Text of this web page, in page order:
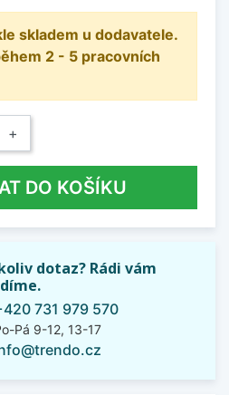
skladem u dodavatele.
2 - 5 pracovních
+
DO KOŠÍKU
dotaz? Rádi vám
731 979 570
Pá 9-12, 13-17